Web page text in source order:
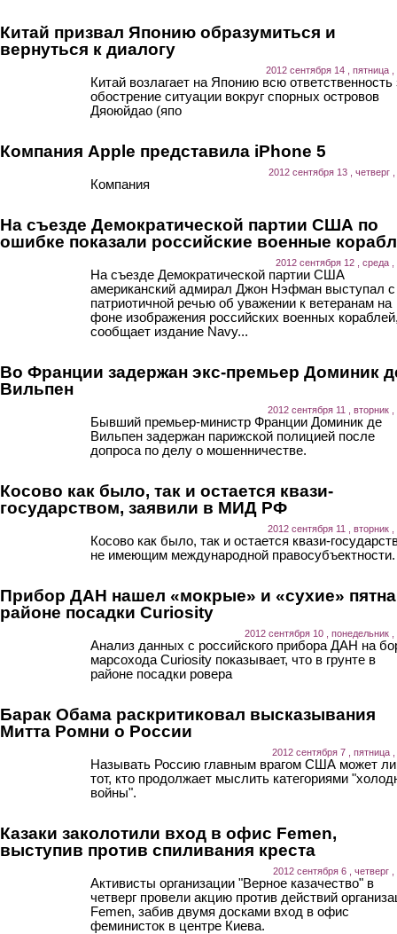
Китай призвал Японию образумиться и
вернуться к диалогу
2012 сентября 14 , пятница ,
Китай возлагает на Японию всю ответственность
обострение ситуации вокруг спорных островов
Дяоюйдао (япо
Компания Apple представила iPhone 5
2012 сентября 13 , четверг ,
Компания
На съезде Демократической партии США по
ошибке показали российские военные
2012 сентября 12 , среда ,
На съезде Демократической партии США
американский адмирал Джон Нэфман выступал с
патриотичной речью об уважении к ветеранам на
фоне изображения российских военных
сообщает издание Navy...
Во Франции задержан экс-премьер Доминик
Вильпен
2012 сентября 11 , вторник ,
Бывший премьер-министр Франции Доминик де
Вильпен задержан парижской полицией после
допроса по делу о мошенничестве.
Косово как было, так и остается квази-
государством, заявили в МИД РФ
2012 сентября 11 , вторник ,
Косово как было, так и остается квази-
не имеющим международной правосубъектности.
Прибор ДАН нашел «мокрые» и «сухие»
районе посадки Curiosity
2012 сентября 10 , понедельник ,
Анализ данных с российского прибора ДАН на
марсохода Curiosity показывает, что в грунте в
районе посадки ровера
Барак Обама раскритиковал высказывания
Митта Ромни о России
2012 сентября 7 , пятница ,
Называть Россию главным врагом США может
тот, кто продолжает мыслить категориями
войны".
Казаки заколотили вход в офис Femen,
выступив против спиливания креста
2012 сентября 6 , четверг ,
Активисты организации "Верное казачество" в
четверг провели акцию против действий
Femen, забив двумя досками вход в офис
феминисток в центре Киева.